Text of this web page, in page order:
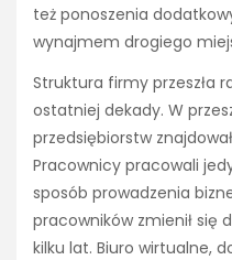
też ponoszenia
wynajmem drogiego
Struktura firmy przeszła
ostatniej dekady. W
przedsiębiorstw
Pracownicy pracowali
sposób prowadzenia
pracowników zmienił się
kilku lat. Biuro wirtualne,